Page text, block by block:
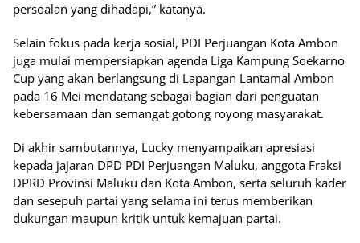
persoalan yang dihadapi,” katanya.
Selain fokus pada kerja sosial, PDI Perjuangan Kota Ambon
juga mulai mempersiapkan agenda Liga Kampung Soekarno
Cup yang akan berlangsung di Lapangan Lantamal Ambon
pada 16 Mei mendatang sebagai bagian dari penguatan
kebersamaan dan semangat gotong royong masyarakat.
Di akhir sambutannya, Lucky menyampaikan apresiasi
kepada jajaran DPD PDI Perjuangan Maluku, anggota Fraksi
DPRD Provinsi Maluku dan Kota Ambon, serta seluruh kader
dan sesepuh partai yang selama ini terus memberikan
dukungan maupun kritik untuk kemajuan partai.